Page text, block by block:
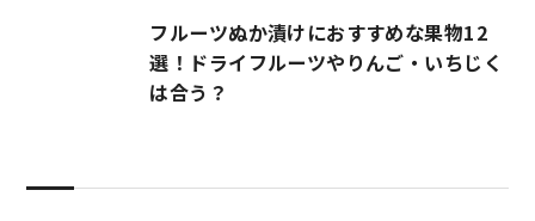
フルーツぬか漬けにおすすめな果物12
選！ドライフルーツやりんご・いちじく
は合う？